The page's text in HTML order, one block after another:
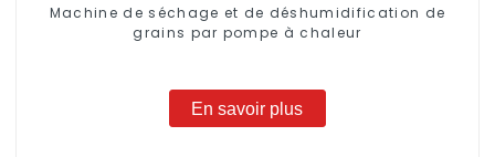
Machine de séchage et de déshumidification de
grains par pompe à chaleur
En savoir plus